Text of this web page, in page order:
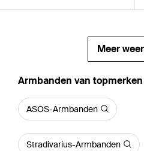
Meer
‪Armbanden‬ van topmerken
ASOS-Armbanden
Stradivarius-Armbanden